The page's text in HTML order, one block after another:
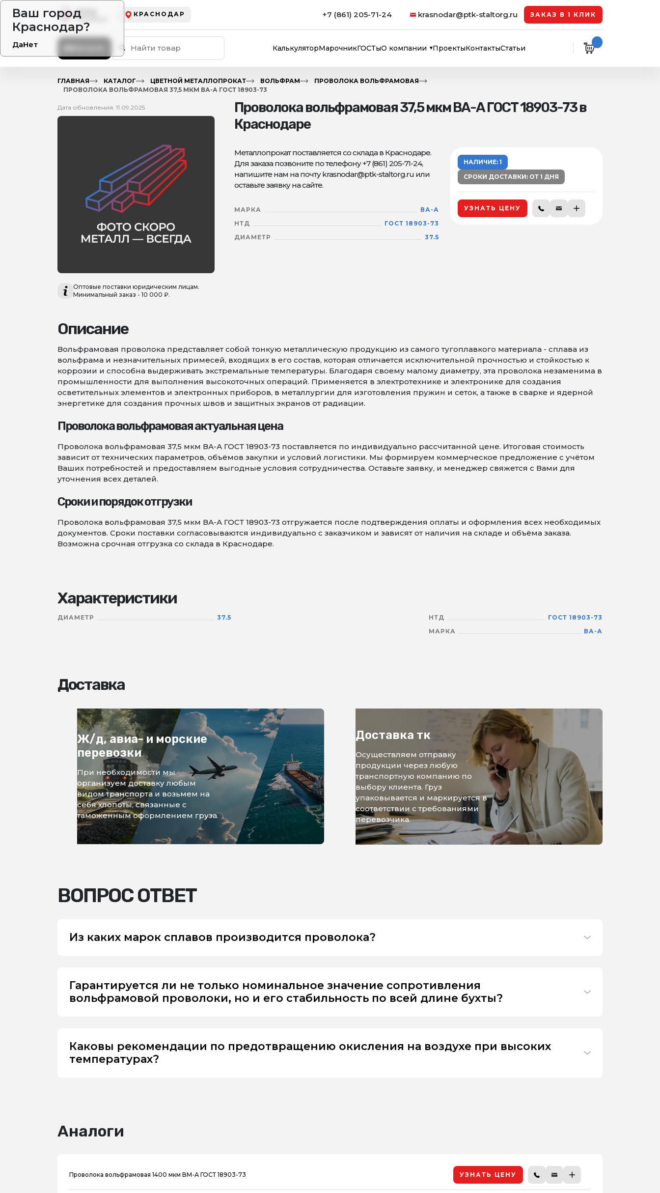
Ваш город
Краснодар?
ДаНет
КРАСНОДАР +7 (861) 205-71-24 krasnodar@ptk-staltorg.ru ЗАКАЗ В 1 КЛИК
КалькуляторМарочникГОСТыО компании ПроектыКонтактыСтатьи
ГЛАВНАЯ КАТАЛОГ ЦВЕТНОЙ МЕТАЛЛОПРОКАТ ВОЛЬФРАМ
ПРОВОЛОКА ВОЛЬФРАМОВАЯ
ПРОВОЛОКА ВОЛЬФРАМОВАЯ 37,5 МКМ ВА-А ГОСТ 18903-73
Проволока вольфрамовая 37,5 мкм ВА-А ГОСТ 18903-73 в
Краснодаре
Металлопрокат поставляется со склада в Краснодаре.
Для заказа позвоните по телефону +7 (861) 205-71-24,
напишите нам на почту krasnodar@ptk-staltorg.ru или
оставьте заявку на сайте.
МАРКА
ВА-А
НТД
ГОСТ 18903-73
ДИАМЕТР
37.5
НАЛИЧИЕ: 1
СРОКИ ДОСТАВКИ: ОТ 1 ДНЯ
УЗНАТЬ ЦЕНУ
Дата обновления: 11.09.2025
Оптовые поставки юридическим лицам.
Минимальный заказ - 10 000 ₽.
Описание
Вольфрамовая проволока представляет собой тонкую металлическую продукцию из самого тугоплавкого материала - сплава из
вольфрама и незначительных примесей, входящих в его состав, которая отличается исключительной прочностью и стойкостью к
коррозии и способна выдерживать экстремальные температуры. Благодаря своему малому диаметру, эта проволока незаменима в
промышленности для выполнения высокоточных операций. Применяется в электротехнике и электронике для создания
осветительных элементов и электронных приборов, в металлургии для изготовления пружин и сеток, а также в сварке и ядерной
энергетике для создания прочных швов и защитных экранов от радиации.
Проволока вольфрамовая актуальная цена
Проволока вольфрамовая 37,5 мкм ВА-А ГОСТ 18903-73 поставляется по индивидуально рассчитанной цене. Итоговая стоимость
зависит от технических параметров, объёмов закупки и условий логистики. Мы формируем коммерческое предложение с учётом
Ваших потребностей и предоставляем выгодные условия сотрудничества. Оставьте заявку, и менеджер свяжется с Вами для
уточнения всех деталей.
Сроки и порядок отгрузки
Проволока вольфрамовая 37,5 мкм ВА-А ГОСТ 18903-73 отгружается после подтверждения оплаты и оформления всех необходимых
документов. Сроки поставки согласовываются индивидуально с заказчиком и зависят от наличия на складе и объёма заказа.
Возможна срочная отгрузка со склада в Краснодаре.
Характеристики
ДИАМЕТР 37.5 НТД
ГОСТ 18903-73
МАРКА
ВА-А
Доставка
Ж/д, авиа- и морские
перевозки
При необходимости мы
организуем доставку любым
видом транспорта и возьмем на
себя хлопоты, связанные с
таможенным оформлением груза.
Доставка тк
Осуществляем отправку
продукции через любую
транспортную компанию по
выбору клиента. Груз
упаковывается и маркируется в
соответствии с требованиями
перевозчика.
ВОПРОС ОТВЕТ
Из каких марок сплавов производится проволока?
Гарантируется ли не только номинальное значение сопротивления
вольфрамовой проволоки, но и его стабильность по всей длине бухты?
Каковы рекомендации по предотвращению окисления на воздухе при высоких
температурах?
Аналоги
Проволока вольфрамовая 1400 мкм ВМ-А ГОСТ 18903-73 УЗНАТЬ ЦЕНУ